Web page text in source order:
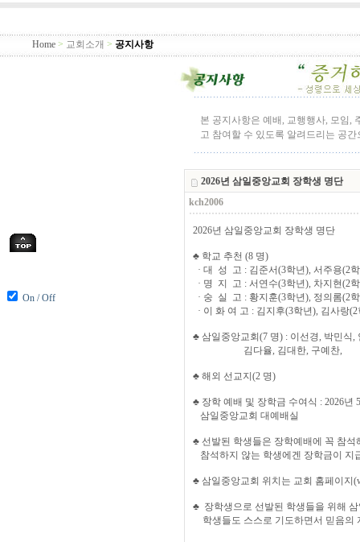
On / Off
Home > 교회소개 > 공지사항
본 공지사항은 예배, 교행행사, 모임,
고 참여할 수 있도록 알려드리는 공
2026년 삼일중앙교회 장학생 명단
kch2006
2026년 삼일중앙교회 장학생 명단
♣ 학교 추천 (8 명)
· 대 성 고 : 김준서(3학년), 서주용(2
· 명 지 고 : 서연수(3학년), 차지현(2
· 숭 실 고 : 황지훈(3학년), 정의롬(2
· 이 화 여 고 : 김지후(3학년), 김사랑
♣ 삼일중앙교회(7 명) : 이선경, 박민식,
김다율, 김대한, 구예찬,
♣ 해외 선교지(2 명)
♣ 장학 예배 및 장학금 수여식 : 2026년
삼일중앙교회 대예배실
♣ 선발된 학생들은 장학예배에 꼭 참
참석하지 않는 학생에겐 장학금이 지
♣ 삼일중앙교회 위치는 교회 홈페이지
♣ 장학생으로 선발된 학생들을 위해
학생들도 스스로 기도하면서 믿음의